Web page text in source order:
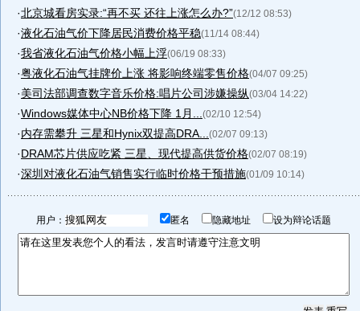
·北京城看房实录:“再不买 还往上涨怎么办?”(12/12 08:53)
·液化石油气价下降居民消费价格平稳(11/14 08:44)
·我省液化石油气价格小幅上浮(06/19 08:33)
·粤液化石油气挂牌价上涨 将影响终端零售价格(04/07 09:25)
·美司法部调查数字音乐价格:唱片公司涉嫌操纵(03/04 14:22)
·Windows媒体中心NB价格下降 1月... (02/10 12:54)
·内存需攀升 三星和Hynix双提高DRA... (02/07 09:13)
·DRAM芯片供应吃紧 三星、现代提高供货价格(02/07 08:19)
·深圳对液化石油气销售实行临时价格干预措施(01/09 10:14)
用户： 匿名 隐藏地址 设为辩论话题